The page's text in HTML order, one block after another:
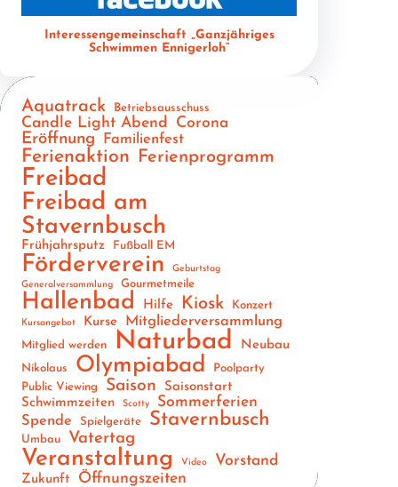
Interessengemeinschaft „Ganzjähriges
Schwimmen Ennigerloh“
Aquatrack Betriebsausschuss
Candle Light Abend Corona
Eröffnung Familienfest
Ferienaktion Ferienprogramm
Freibad
Freibad am
Stavernbusch
Frühjahrsputz Fußball EM
Förderverein
Geburtstag
Generalversammlung
Gourmetmeile
Hallenbad Hilfe Kiosk Konzert
Kursangebot Kurse Mitgliederversammlung
Mitglied werden Naturbad Neubau
Nikolaus Olympiabad
Poolparty
Public Viewing
Saison
Saisonstart
Schwimmzeiten
Scotty Sommerferien
Spende Spielgeräte Stavernbusch
Umbau Vatertag
Veranstaltung Video Vorstand
Zukunft Öffnungszeiten